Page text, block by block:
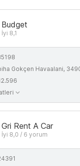
Budget
İyi 8,1
Gokçen Havaalani, 34906 Pendik/
Gri Rent A Car
İyi 8,0 / 6 yorum